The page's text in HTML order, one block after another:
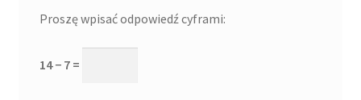
Proszę wpisać odpowiedź cyframi:
14 − 7 =